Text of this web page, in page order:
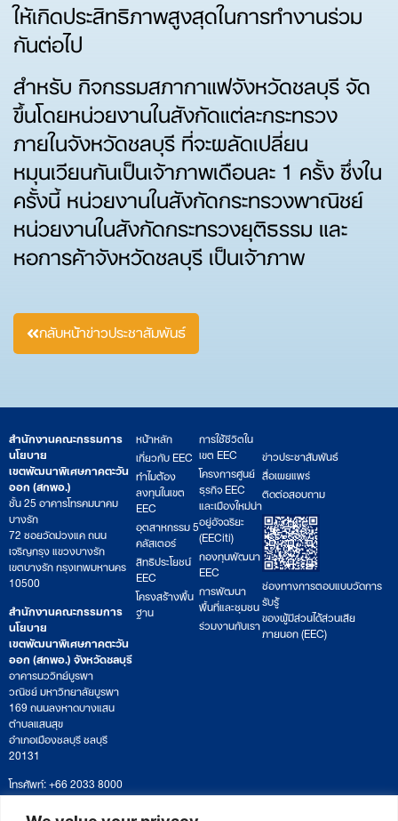
ให้เกิดประสิทธิภาพสูงสุดในการทำงานร่วม
กันต่อไป
สำหรับ กิจกรรมสภากาแฟจังหวัดชลบุรี จัด
ขึ้นโดยหน่วยงานในสังกัดแต่ละกระทรวง
ภายในจังหวัดชลบุรี ที่จะผลัดเปลี่ยน
หมุนเวียนกันเป็นเจ้าภาพเดือนละ 1 ครั้ง ซึ่งใน
ครั้งนี้ หน่วยงานในสังกัดกระทรวงพาณิชย์
หน่วยงานในสังกัดกระทรวงยุติธรรม และ
หอการค้าจังหวัดชลบุรี เป็นเจ้าภาพ
กลับหน้าข่าวประชาสัมพันธ์
สำนักงานคณะกรรมการ
นโยบาย
เขตพัฒนาพิเศษภาคตะวัน
ออก (สกพอ.)
ชั้น 25 อาคารโทรคมนาคม
บางรัก
72 ซอยวัดม่วงแค ถนน
เจริญกรุง แขวงบางรัก
เขตบางรัก กรุงเทพมหานคร
10500
สำนักงานคณะกรรมการ
นโยบาย
เขตพัฒนาพิเศษภาคตะวัน
ออก (สกพอ.) จังหวัดชลบุรี
อาคารนววิทย์บูรพา
วณิชย์ มหาวิทยาลัยบูรพา
169 ถนนลงหาดบางแสน
ตำบลแสนสุข
อำเภอเมืองชลบุรี ชลบุรี
20131
โทรศัพท์: +66 2033 8000
เวลาทำการ: จันทร์ – ศุกร์
09:00 – 17:00 น.
หน้าหลัก
เกี่ยวกับ EEC
ทำไมต้อง
ลงทุนในเขต
EEC
อุตสาหกรรม 5
คลัสเตอร์
สิทธิประโยชน์
EEC
โครงสร้างพื้น
ฐาน
การใช้ชีวิตใน
เขต EEC
โครงการศูนย์
ธุรกิจ EEC
และเมืองใหม่น่า
อยู่อัจฉริยะ
(EECiti)
กองทุนพัฒนา
EEC
การพัฒนา
พื้นที่และชุมชน
ร่วมงานกับเรา
ข่าวประชาสัมพันธ์
สื่อเผยแพร่
ติดต่อสอบถาม
ช่องทางการตอบแบบวัดการ
รับรู้
ของผู้มีส่วนได้ส่วนเสีย
ภายนอก (EEC)